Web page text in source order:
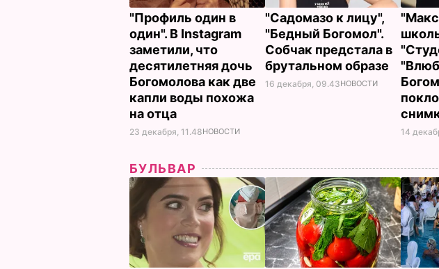
"Профиль один в
один". В Instagram
заметили, что
десятилетняя дочь
Богомолова как две
капли воды похожа
на отца
23 декабря, 11.48НОВОСТИ
"Садомазо к лицу",
"Бедный Богомол".
Собчак предстала в
брутальном образе
16 декабря, 09.43НОВОСТИ
14
БУЛЬВАР